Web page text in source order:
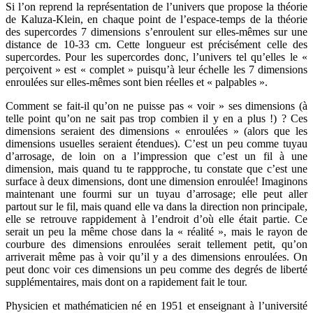
Si l’on reprend la représentation de l’univers que propose la théorie
de Kaluza-Klein, en chaque point de l’espace-temps de la théorie
des supercordes 7 dimensions s’enroulent sur elles-mêmes sur une
distance de 10-33 cm. Cette longueur est précisément celle des
supercordes. Pour les supercordes donc, l’univers tel qu’elles le «
perçoivent » est « complet » puisqu’à leur échelle les 7 dimensions
enroulées sur elles-mêmes sont bien réelles et « palpables ».
Comment se fait-il qu’on ne puisse pas « voir » ses dimensions (à
telle point qu’on ne sait pas trop combien il y en a plus !) ? Ces
dimensions seraient des dimensions « enroulées » (alors que les
dimensions usuelles seraient étendues). C’est un peu comme tuyau
d’arrosage, de loin on a l’impression que c’est un fil à une
dimension, mais quand tu te rappproche, tu constate que c’est une
surface à deux dimensions, dont une dimension enroulée! Imaginons
maintenant une fourmi sur un tuyau d’arrosage; elle peut aller
partout sur le fil, mais quand elle va dans la direction non principale,
elle se retrouve rappidement à l’endroit d’où elle était partie. Ce
serait un peu la même chose dans la « réalité », mais le rayon de
courbure des dimensions enroulées serait tellement petit, qu’on
arriverait même pas à voir qu’il y a des dimensions enroulées. On
peut donc voir ces dimensions un peu comme des degrés de liberté
supplémentaires, mais dont on a rapidement fait le tour.
Physicien et mathématicien né en 1951 et enseignant à l’université